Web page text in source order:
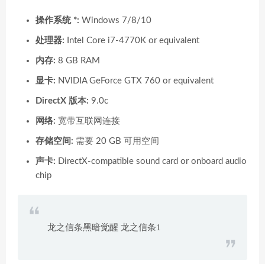
操作系统 *: Windows 7/8/10
处理器: Intel Core i7-4770K or equivalent
内存: 8 GB RAM
显卡: NVIDIA GeForce GTX 760 or equivalent
DirectX 版本: 9.0c
网络: 宽带互联网连接
存储空间: 需要 20 GB 可用空间
声卡: DirectX-compatible sound card or onboard audio
chip
龙之信条黑暗觉醒 龙之信条1